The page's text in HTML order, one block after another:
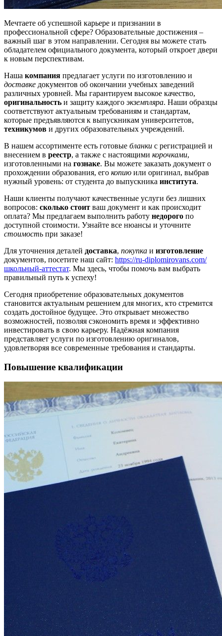
Мечтаете об успешной карьере и признании в
профессиональной сфере? Образовательные достижения –
важный шаг в этом направлении. Сегодня вы можете стать
обладателем официального документа, который откроет двери
к новым перспективам.
Наша компания предлагает услуги по изготовлению и
доставке документов об окончании учебных заведений
различных уровней. Мы гарантируем высокое качество,
оригинальность и защиту каждого экземпляра. Наши образцы
соответствуют актуальным требованиям и стандартам,
которые предъявляются к выпускникам университетов,
техникумов и других образовательных учреждений.
В нашем ассортименте есть готовые бланки с регистрацией и
внесением в реестр, а также с настоящими корочками,
изготовленными на гознaке. Вы можете заказать документ о
прохождении образования, его копию или оригинал, выбрав
нужный уровень: от студента до выпускника института.
Наши клиенты получают качественные услуги без лишних
вопросов: сколько стоит ваш документ и как происходит
оплата? Мы предлагаем выполнить работу недорого по
доступной стоимости. Узнайте все нюансы и уточните
стоимость при заказе!
Для уточнения деталей доставка, покупка и изготовление
документов, посетите наш сайт: https://ru-diplomirovans.com/
школьный-аттестат. Мы здесь, чтобы помочь вам выбрать
правильный путь к успеху!
Сегодня приобретение образовательных документов
становится актуальным решением для многих, кто стремится
создать достойное будущее. Это открывает множество
возможностей, позволяя сэкономить время и эффективно
инвестировать в свою карьеру. Надёжная компания
представляет услуги по изготовлению оригиналов,
удовлетворяя все современные требования и стандарты.
Повышение квалификации